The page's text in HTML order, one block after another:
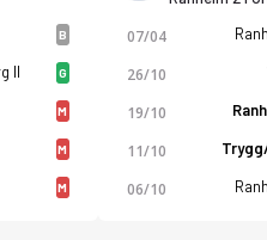
puan durumu ve
B
II G
M
M
M
07/04
26/10
19/10
11/10
06/10